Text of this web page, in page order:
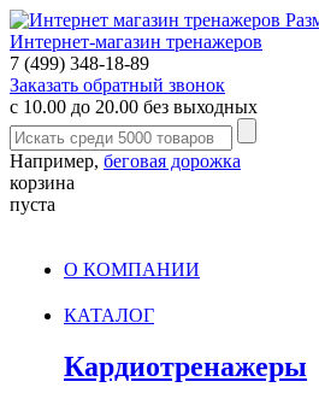
Интернет-магазин тренажеров
7 (499) 348-18-89
Заказать обратный звонок
с 10.00 до 20.00 без выходных
Например, беговая дорожка
корзина
пуста
О КОМПАНИИ
КАТАЛОГ
Кардиотренажеры